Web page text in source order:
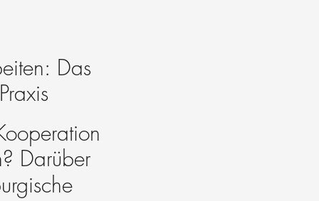
Das
Darüber